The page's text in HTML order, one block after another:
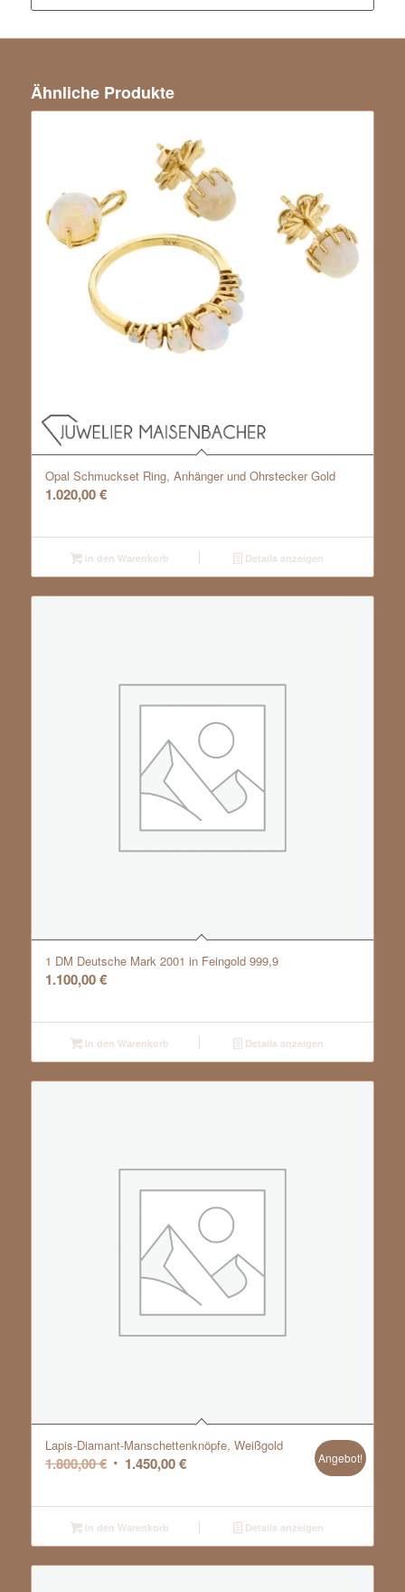
Ähnliche Produkte
Opal Schmuckset Ring, Anhänger und Ohrstecker Gold
1.020,00€
In den Warenkorb Details anzeigen
1 DM Deutsche Mark 2001 in Feingold 999,9
1.100,00€
In den Warenkorb Details anzeigen
Lapis-Diamant-Manschettenknöpfe, Weißgold
1.800,00€ Ursprünglicher
war:
1.800,00 €
1.450,00€Aktueller
ist:
1.450,00 €.
Angebot!
In den Warenkorb Details anzeigen